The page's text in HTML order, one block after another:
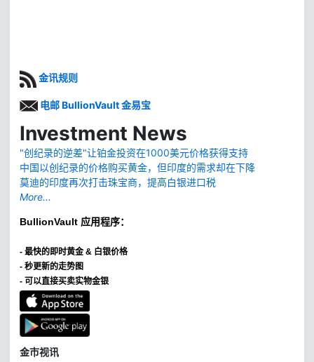
金讯规则
电邮 BullionVault 金易宝
Investment News
"创纪录的逆差"让铂金投资在1000美元价格获得支持
中国以创纪录的价格购买黄金，但印度的需求却在下降
莫迪的印度再次打击珠宝商，提高白银进口税
More...
BullionVault 应用程序：
- 最快的即时黄金 & 白银价格
- 秒更新的走势图
- 可以直接买卖实物金银
金市视讯